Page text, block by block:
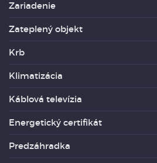
Zariadenie
Zateplený objekt
Krb
Klimatizácia
Káblová televízia
Energetický certifikát
Predzáhradka